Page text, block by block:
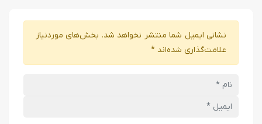
نشانی ایمیل شما منتشر نخواهد شد. بخش‌های موردنیاز
علامت‌گذاری شده‌اند *